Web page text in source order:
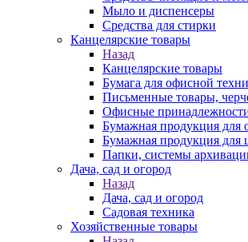
Мыло и диспенсеры
Средства для стирки
Канцелярские товары
Назад
Канцелярские товары
Бумага для офисной
Письменные товары,
Офисные
Бумажная продукция для
Бумажная продукция для
Папки, системы
Дача, сад и огород
Назад
Дача, сад и огород
Садовая техника
Хозяйственные товары